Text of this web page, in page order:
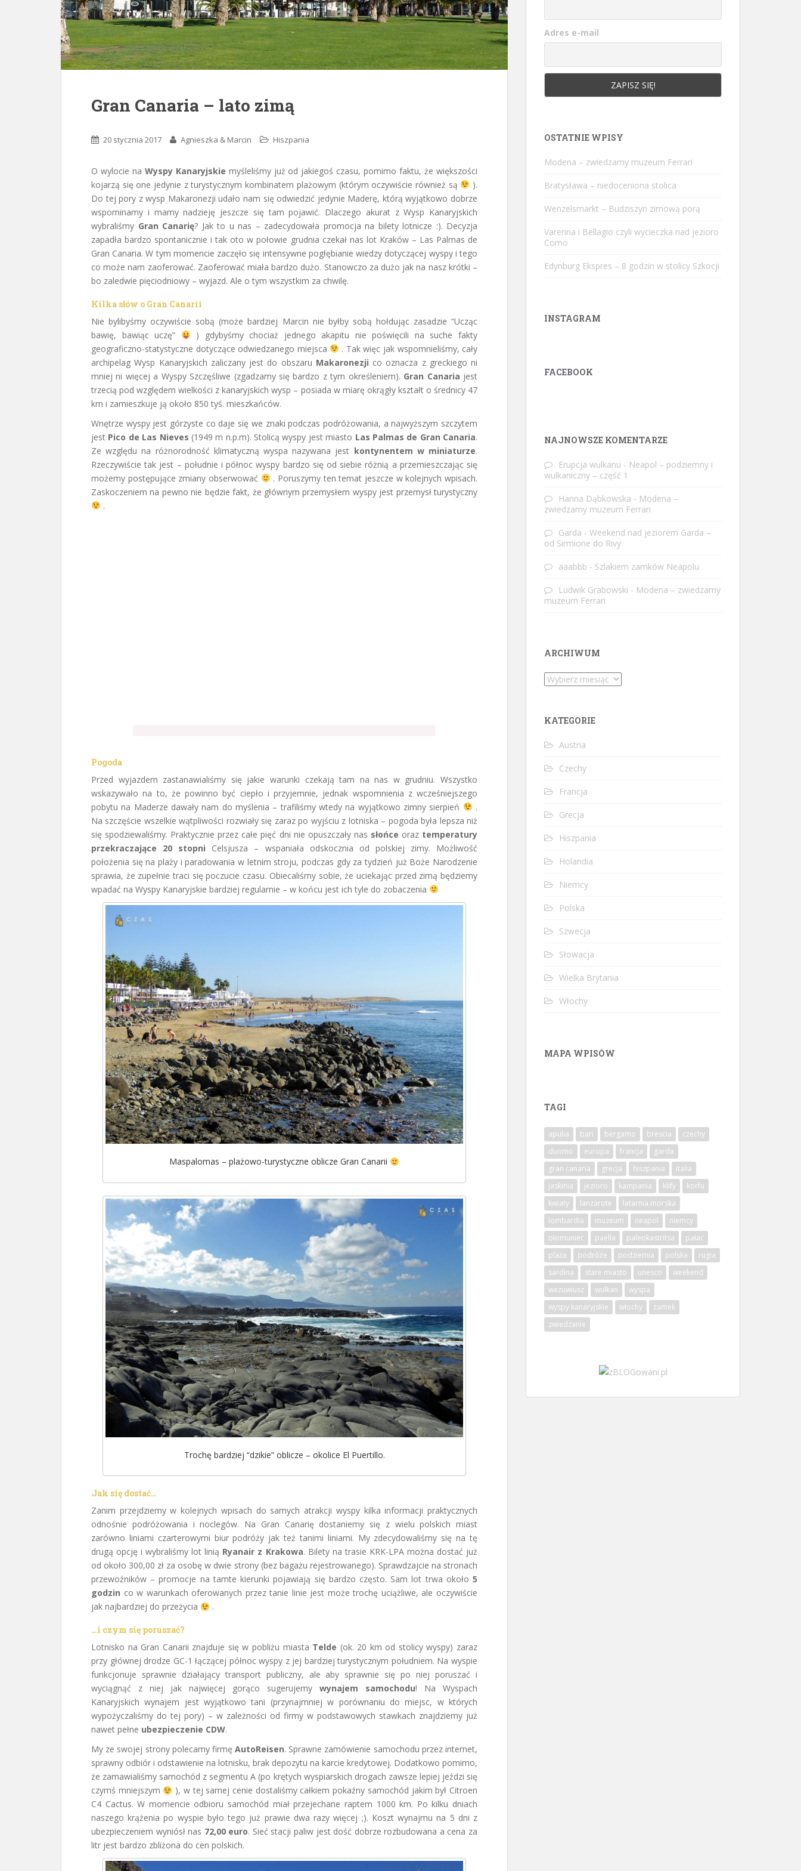
Gran Canaria – lato zimą
20 stycznia 2017 Agnieszka & Marcin Hiszpania
O wylocie na Wyspy Kanaryjskie myśleliśmy już od jakiegoś czasu, pomimo faktu, że większości
kojarzą się one jedynie z turystycznym kombinatem plażowym (którym oczywiście również są
).
Do tej pory z wysp Makaronezji udało nam się odwiedzić jedynie Maderę, którą wyjątkowo dobrze
wspominamy i mamy nadzieję jeszcze się tam pojawić. Dlaczego akurat z Wysp Kanaryjskich
wybraliśmy Gran Canarię? Jak to u nas – zadecydowała promocja na bilety lotnicze :). Decyzja
zapadła bardzo spontanicznie i tak oto w połowie grudnia czekał nas lot Kraków – Las Palmas de
Gran Canaria. W tym momencie zaczęło się intensywne pogłębianie wiedzy dotyczącej wyspy i tego
co może nam zaoferować. Zaoferować miała bardzo dużo. Stanowczo za dużo jak na nasz krótki –
bo zaledwie pięciodniowy – wyjazd. Ale o tym wszystkim za chwilę.
Kilka słów o Gran Canarii
Nie bylibyśmy oczywiście sobą (może bardziej Marcin nie byłby sobą hołdując zasadzie “Ucząc
bawię, bawiąc uczę”
) gdybyśmy chociaż jednego akapitu nie poświęcili na suche fakty
geograficzno-statystyczne dotyczące odwiedzanego miejsca
. Tak więc jak wspomnieliśmy, cały
archipelag Wysp Kanaryjskich zaliczany jest do obszaru Makaronezji co oznacza z greckiego ni
mniej ni więcej a Wyspy Szczęśliwe (zgadzamy się bardzo z tym określeniem). Gran Canaria jest
trzecią pod względem wielkości z kanaryjskich wysp – posiada w miarę okrągły kształt o średnicy 47
km i zamieszkuje ją około 850 tyś. mieszkańców.
Wnętrze wyspy jest górzyste co daje się we znaki podczas podróżowania, a najwyższym szczytem
jest Pico de Las Nieves (1949 m n.p.m). Stolicą wyspy jest miasto Las Palmas de Gran Canaria.
Ze względu na różnorodność klimatyczną wyspa nazywana jest kontynentem w miniaturze.
Rzeczywiście tak jest – południe i północ wyspy bardzo się od siebie różnią a przemieszczając się
możemy postępujące zmiany obserwować
. Poruszymy ten temat jeszcze w kolejnych wpisach.
Zaskoczeniem na pewno nie będzie fakt, że głównym przemysłem wyspy jest przemysł turystyczny
.
Pogoda
Przed wyjazdem zastanawialiśmy się jakie warunki czekają tam na nas w grudniu. Wszystko
wskazywało na to, że powinno być ciepło i przyjemnie, jednak wspomnienia z wcześniejszego
pobytu na Maderze dawały nam do myślenia – trafiliśmy wtedy na wyjątkowo zimny sierpień
.
Na szczęście wszelkie wątpliwości rozwiały się zaraz po wyjściu z lotniska – pogoda była lepsza niż
się spodziewaliśmy. Praktycznie przez całe pięć dni nie opuszczały nas słońce oraztemperatury
przekraczające 20 stopni Celsjusza – wspaniała odskocznia od polskiej zimy. Możliwość
położenia się na plaży i paradowania w letnim stroju, podczas gdy za tydzień już Boże Narodzenie
sprawia, że zupełnie traci się poczucie czasu. Obiecaliśmy sobie, że uciekając przed zimą będziemy
wpadać na Wyspy Kanaryjskie bardziej regularnie – w końcu jest ich tyle do zobaczenia
Maspalomas – plażowo-turystyczne oblicze Gran Canarii
Trochę bardziej “dzikie” oblicze – okolice El Puertillo.
Jak się dostać…
Zanim przejdziemy w kolejnych wpisach do samych atrakcji wyspy kilka informacji praktycznych
odnośnie podróżowania i noclegów. Na Gran Canarię dostaniemy się z wielu polskich miast
zarówno liniami czarterowymi biur podróży jak też tanimi liniami. My zdecydowaliśmy się na tę
drugą opcję i wybraliśmy lot linią Ryanair z Krakowa. Bilety na trasie KRK-LPA można dostać już
od około 300,00 zł za osobę w dwie strony (bez bagażu rejestrowanego). Sprawdzajcie na stronach
przewoźników – promocje na tamte kierunki pojawiają się bardzo często. Sam lot trwa około 5
godzin co w warunkach oferowanych przez tanie linie jest może trochę uciążliwe, ale oczywiście
jak najbardziej do przeżycia
.
…i czym się poruszać?
Lotnisko na Gran Canarii znajduje się w pobliżu miasta Telde (ok. 20 km od stolicy wyspy) zaraz
przy głównej drodze GC-1 łączącej północ wyspy z jej bardziej turystycznym południem. Na wyspie
funkcjonuje sprawnie działający transport publiczny, ale aby sprawnie się po niej poruszać i
wyciągnąć z niej jak najwięcej gorąco sugerujemy wynajem samochodu! Na Wyspach
Kanaryjskich wynajem jest wyjątkowo tani (przynajmniej w porównaniu do miejsc, w których
wypożyczaliśmy do tej pory) – w zależności od firmy w podstawowych stawkach znajdziemy już
nawet pełne ubezpieczenie CDW.
My ze swojej strony polecamy firmęAutoReisen. Sprawne zamówienie samochodu przez internet,
sprawny odbiór i odstawienie na lotnisku, brak depozytu na karcie kredytowej. Dodatkowo pomimo,
że zamawialiśmy samochód z segmentu A (po krętych wyspiarskich drogach zawsze lepiej jeździ się
czymś mniejszym
), w tej samej cenie dostaliśmy całkiem pokaźny samochód jakim był Citroen
C4 Cactus. W momencie odbioru samochód miał przejechane raptem 1000 km. Po kilku dniach
naszego krążenia po wyspie było tego już prawie dwa razy więcej ;). Koszt wynajmu na 5 dni z
ubezpieczeniem wyniósł nas 72,00 euro. Sieć stacji paliw jest dość dobrze rozbudowana a cena za
litr jest bardzo zbliżona do cen polskich.
Adres e-mail
OSTATNIE WPISY
Modena – zwiedzamy muzeum Ferrari
Bratysława – niedoceniona stolica
Wenzelsmarkt – Budziszyn zimową porą
Varenna i Bellagio czyli wycieczka nad jezioro
Como
Edynburg Ekspres – 8 godzin w stolicy Szkocji
INSTAGRAM
FACEBOOK
NAJNOWSZE KOMENTARZE
Erupcja wulkanu - Neapol – podziemny i
wulkaniczny – część 1
Hanna Dąbkowska - Modena –
zwiedzamy muzeum Ferrari
Garda - Weekend nad jeziorem Garda –
od Sirmione do Rivy
aaabbb - Szlakiem zamków Neapolu
Ludwik Grabowski - Modena – zwiedzamy
muzeum Ferrari
ARCHIWUM
Archiwum
KATEGORIE
Austria
Czechy
Francja
Grecja
Hiszpania
Holandia
Niemcy
Polska
Szwecja
Słowacja
Wielka Brytania
Włochy
MAPA WPISÓW
TAGI
apulia bari bergamo brescia
czechy
duomo
europa francja
garda
gran canaria
grecja hiszpania
italia
jaskinia
jezioro kampania klify
korfu
kwiaty
lanzarote
latarnia morska
lombardia
muzeum neapol
niemcy
ołomuniec
paella paleokastritsa
pałac
plaża
podróże podziemia polska
rugia
sardina
stare miasto unesco
weekend
wezuwiusz
wulkan
wyspa
wyspy kanaryjskie
włochy
zamek
zwiedzanie